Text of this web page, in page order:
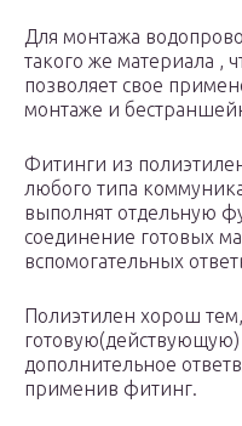
Для монтажа
такого же материала ,
позволяет свое
монтаже и
Фитинги из
любого типа
выполнят отдельную
соединение готовых
вспомогательных
Полиэтилен хорош тем,
готовую(действующую)
дополнительное
применив фитинг.